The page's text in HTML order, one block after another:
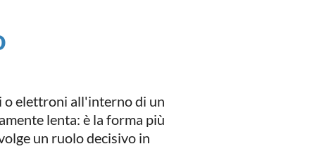
o elettroni all'interno di un
lenta: è la forma più
un ruolo decisivo in